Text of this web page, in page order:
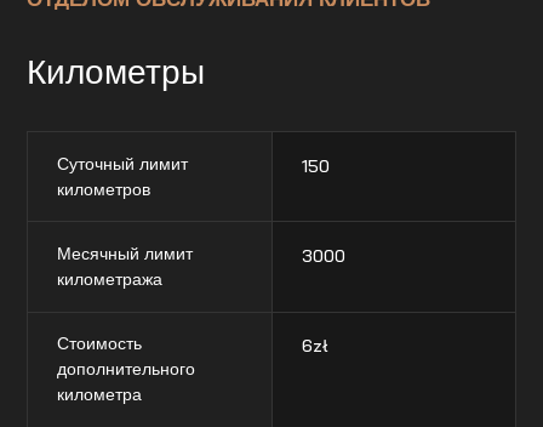
Километры
Суточный лимит
километров
150
Месячный лимит
километража
3000
Стоимость
дополнительного
километра
6zł